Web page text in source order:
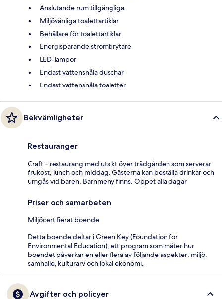
Anslutande rum tillgängliga
Miljövänliga toalettartiklar
Behållare för toalettartiklar
Energisparande strömbrytare
LED-lampor
Endast vattensnåla duschar
Endast vattensnåla toaletter
Bekvämligheter
Restauranger
Craft – restaurang med utsikt över trädgården som serverar
frukost, lunch och middag. Gästerna kan beställa drinkar och
umgås vid baren. Barnmeny finns. Öppet alla dagar
Priser och samarbeten
Miljöcertifierat boende
Detta boende deltar i Green Key (Foundation for
Environmental Education), ett program som mäter hur
boendet påverkar en eller flera av följande aspekter: miljö,
samhälle, kulturarv och lokal ekonomi.
Avgifter och policyer